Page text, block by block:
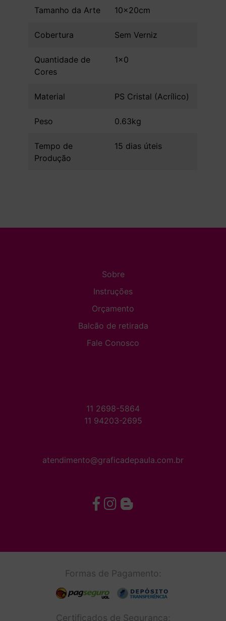
Tamanho da Arte 10x20cm
Cobertura Sem Verniz
Quantidade de
Cores
1x0
Material PS Cristal (Acrílico)
Peso 0.63kg
Tempo de
Produção
15 dias úteis
Sobre
Instruções
Orçamento
Balcão de retirada
Fale Conosco
11 2698-5864
11 94203-2695
atendimento@graficadepaula.com.br
Formas de Pagamento:
Certificados de Segurança: